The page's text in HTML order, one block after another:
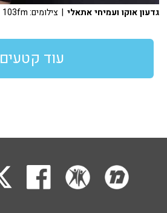
גדעון אוקו ועמיחי אתאלי | צילומים: 103fm
עוד קטעים